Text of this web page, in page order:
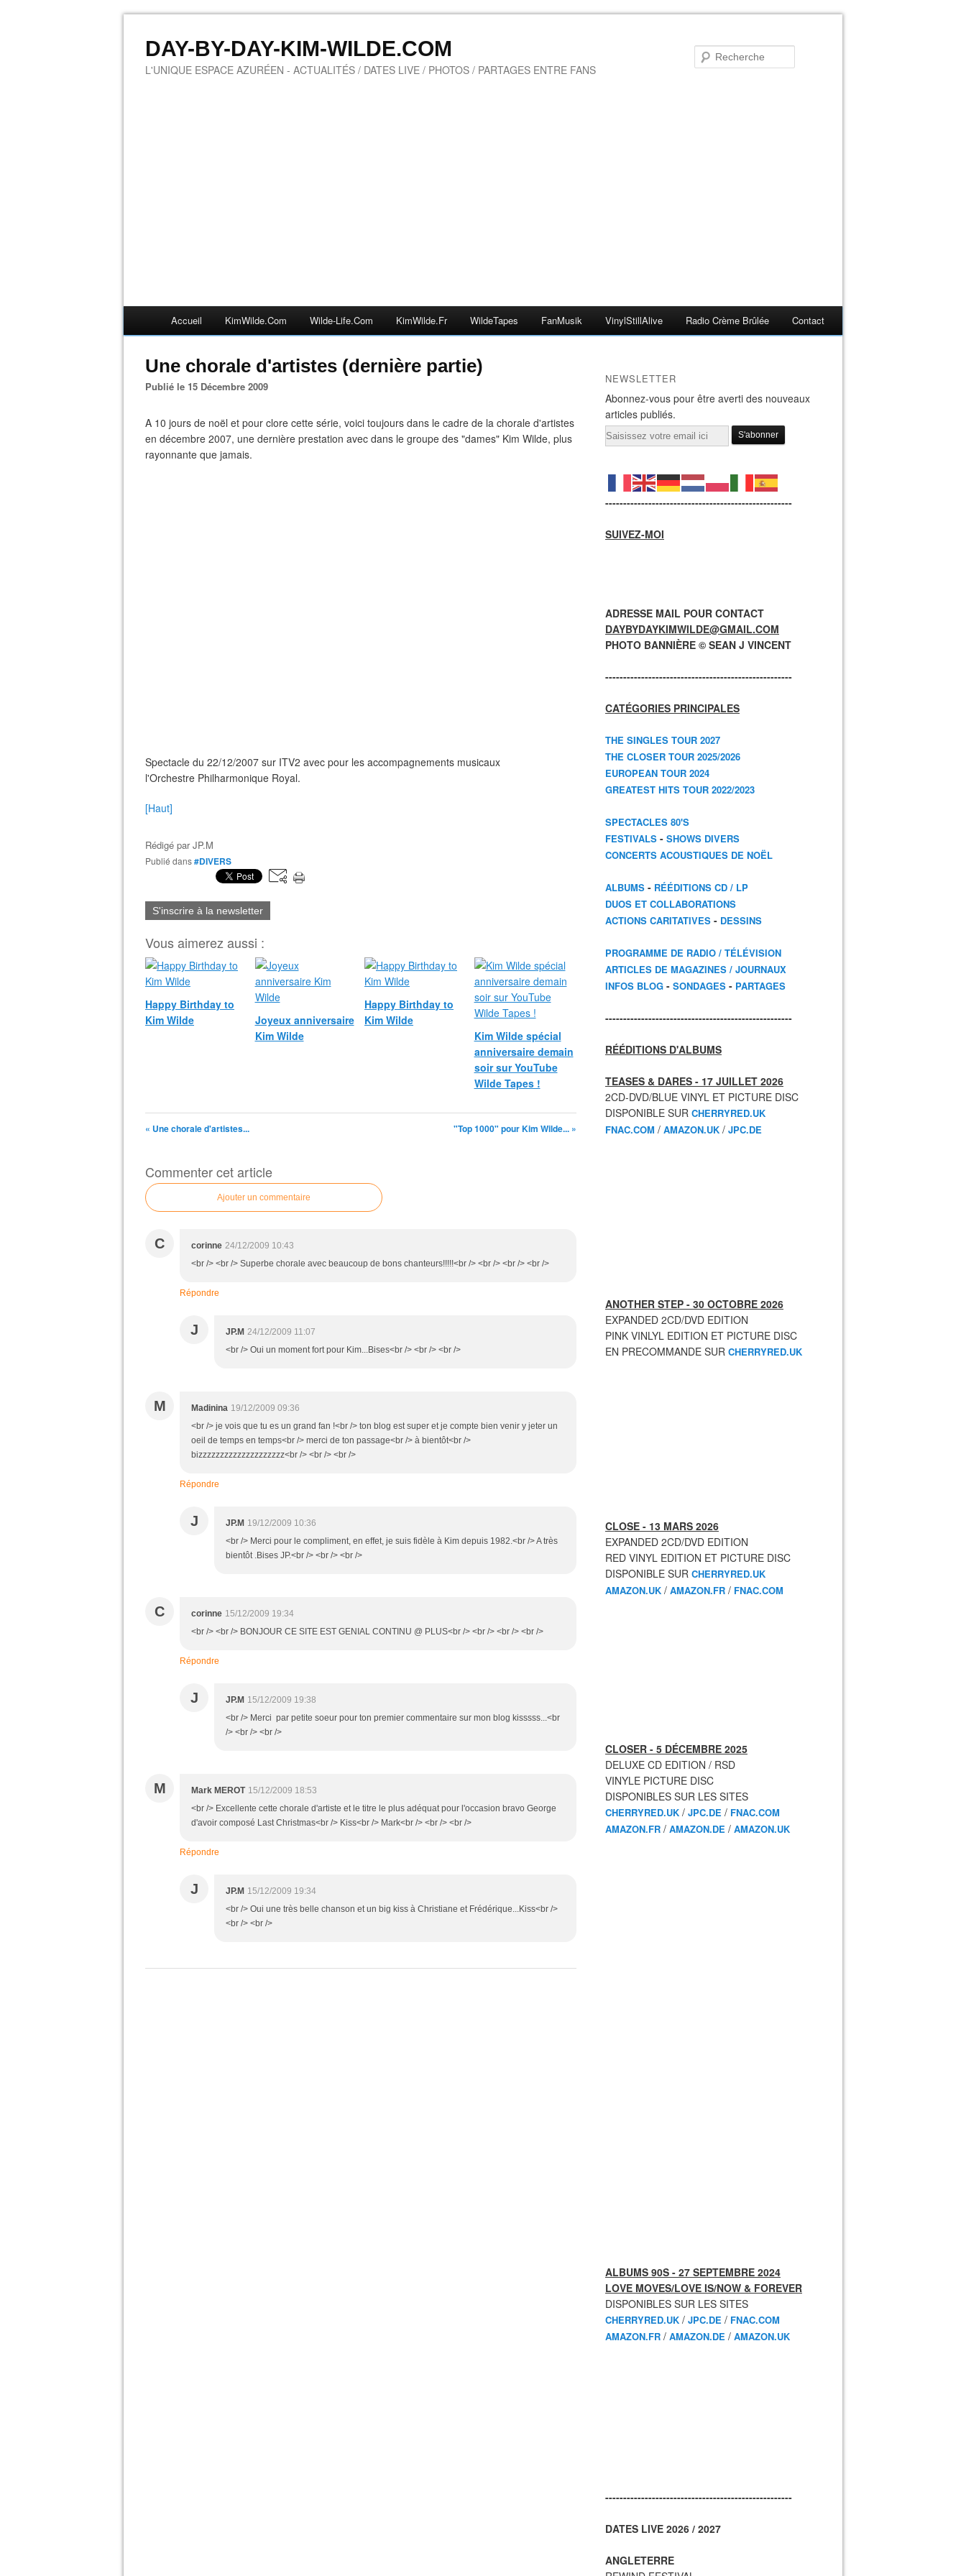
DAY-BY-DAY-KIM-WILDE.COM
L'UNIQUE ESPACE AZURÉEN - ACTUALITÉS / DATES LIVE / PHOTOS / PARTAGES ENTRE FANS
Accueil KimWilde.com Wilde-Life.com KimWilde.fr WildeTapes FanMusik VinylStillAlive Radio Crème Brûlée Contact
Une chorale d'artistes (dernière partie)
Publié le 15 Décembre 2009
A 10 jours de noël et pour clore cette série, voici toujours dans le cadre de la chorale d'artistes
en décembre 2007, une dernière prestation avec dans le groupe des "dames" Kim Wilde, plus
rayonnante que jamais.
Spectacle du 22/12/2007 sur ITV2 avec pour les accompagnements musicaux
l'Orchestre Philharmonique Royal.
[Haut]
Rédigé parJP.M
Publié dans#DIVERS
S'inscrire à la newsletter
Vous aimerez aussi :
Happy Birthday to
Kim Wilde
Joyeux anniversaire
Kim Wilde
Happy Birthday to
Kim Wilde
Kim Wilde spécial
anniversaire demain
soir sur YouTube
Wilde Tapes !
« Une chorale d'artistes... "Top 1000" pour Kim Wilde... »
Commenter cet article
Ajouter un commentaire
C corinne 24/12/2009 10:43
<br /> <br /> Superbe chorale avec beaucoup de bons chanteurs!!!!!<br /> <br /> <br /> <br />
Répondre
J JP.M 24/12/2009 11:07
<br /> Oui un moment fort pour Kim...Bises<br /> <br /> <br />
M Madinina 19/12/2009 09:36
<br /> je vois que tu es un grand fan !<br /> ton blog est super et je compte bien venir y jeter un
oeil de temps en temps<br /> merci de ton passage<br /> à bientôt<br />
bizzzzzzzzzzzzzzzzzzzz<br /> <br /> <br />
Répondre
J JP.M 19/12/2009 10:36
<br /> Merci pour le compliment, en effet, je suis fidèle à Kim depuis 1982.<br /> A très
bientôt .Bises JP.<br /> <br /> <br />
C corinne 15/12/2009 19:34
<br /> <br /> BONJOUR CE SITE EST GENIAL CONTINU @ PLUS<br /> <br /> <br /> <br />
Répondre
J JP.M 15/12/2009 19:38
<br /> Merci par petite soeur pour ton premier commentaire sur mon blog kisssss...<br
/> <br /> <br />
M Mark MEROT 15/12/2009 18:53
<br /> Excellente cette chorale d'artiste et le titre le plus adéquat pour l'occasion bravo George
d'avoir composé Last Christmas<br /> Kiss<br /> Mark<br /> <br /> <br />
Répondre
J JP.M 15/12/2009 19:34
<br /> Oui une très belle chanson et un big kiss à Christiane et Frédérique...Kiss<br />
<br /> <br />
NEWSLETTER
Abonnez-vous pour être averti des nouveaux
articles publiés.
Email
----------------------------------------------------
SUIVEZ-MOI
ADRESSE MAIL POUR CONTACT
DAYBYDAYKIMWILDE@GMAIL.COM
PHOTO BANNIÈRE © SEAN J VINCENT
----------------------------------------------------
CATÉGORIES PRINCIPALES
THE SINGLES TOUR 2027
THE CLOSER TOUR 2025/2026
EUROPEAN TOUR 2024
GREATEST HITS TOUR 2022/2023
SPECTACLES 80'S
FESTIVALS - SHOWS DIVERS
CONCERTS ACOUSTIQUES DE NOËL
ALBUMS - RÉÉDITIONS CD / LP
DUOS ET COLLABORATIONS
ACTIONS CARITATIVES - DESSINS
PROGRAMME DE RADIO / TÉLÉVISION
ARTICLES DE MAGAZINES / JOURNAUX
INFOS BLOG - SONDAGES - PARTAGES
----------------------------------------------------
RÉÉDITIONS D'ALBUMS
TEASES & DARES - 17 JUILLET 2026
2CD-DVD/BLUE VINYL ET PICTURE DISC
DISPONIBLE SUR CHERRYRED.UK
FNAC.COM / AMAZON.UK / JPC.DE
ANOTHER STEP - 30 OCTOBRE 2026
EXPANDED 2CD/DVD EDITION
PINK VINLYL EDITION ET PICTURE DISC
EN PRECOMMANDE SUR CHERRYRED.UK
CLOSE - 13 MARS 2026
EXPANDED 2CD/DVD EDITION
RED VINYL EDITION ET PICTURE DISC
DISPONIBLE SUR CHERRYRED.UK
AMAZON.UK / AMAZON.FR / FNAC.COM
CLOSER - 5 DÉCEMBRE 2025
DELUXE CD EDITION / RSD
VINYLE PICTURE DISC
DISPONIBLES SUR LES SITES
CHERRYRED.UK / JPC.DE / FNAC.COM
AMAZON.FR / AMAZON.DE / AMAZON.UK
ALBUMS 90S - 27 SEPTEMBRE 2024
LOVE MOVES/LOVE IS/NOW & FOREVER
DISPONIBLES SUR LES SITES
CHERRYRED.UK / JPC.DE / FNAC.COM
AMAZON.FR / AMAZON.DE / AMAZON.UK
----------------------------------------------------
DATES LIVE 2026 / 2027
ANGLETERRE